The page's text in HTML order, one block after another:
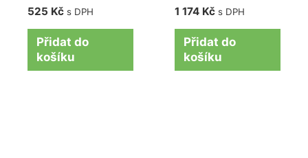
525 Kč s DPH
Přidat do
košíku
1 174 Kč s DPH
Přidat do
košíku